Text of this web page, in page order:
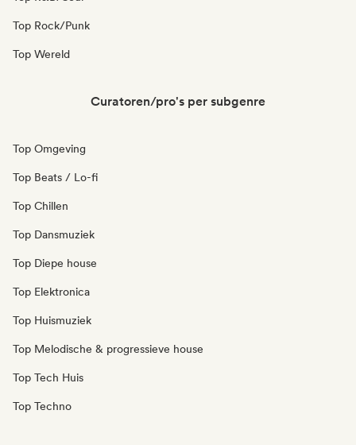
Top Rock/Punk
Top Wereld
Curatoren/pro's per subgenre
Top Omgeving
Top Beats / Lo-fi
Top Chillen
Top Dansmuziek
Top Diepe house
Top Elektronica
Top Huismuziek
Top Melodische & progressieve house
Top Tech Huis
Top Techno